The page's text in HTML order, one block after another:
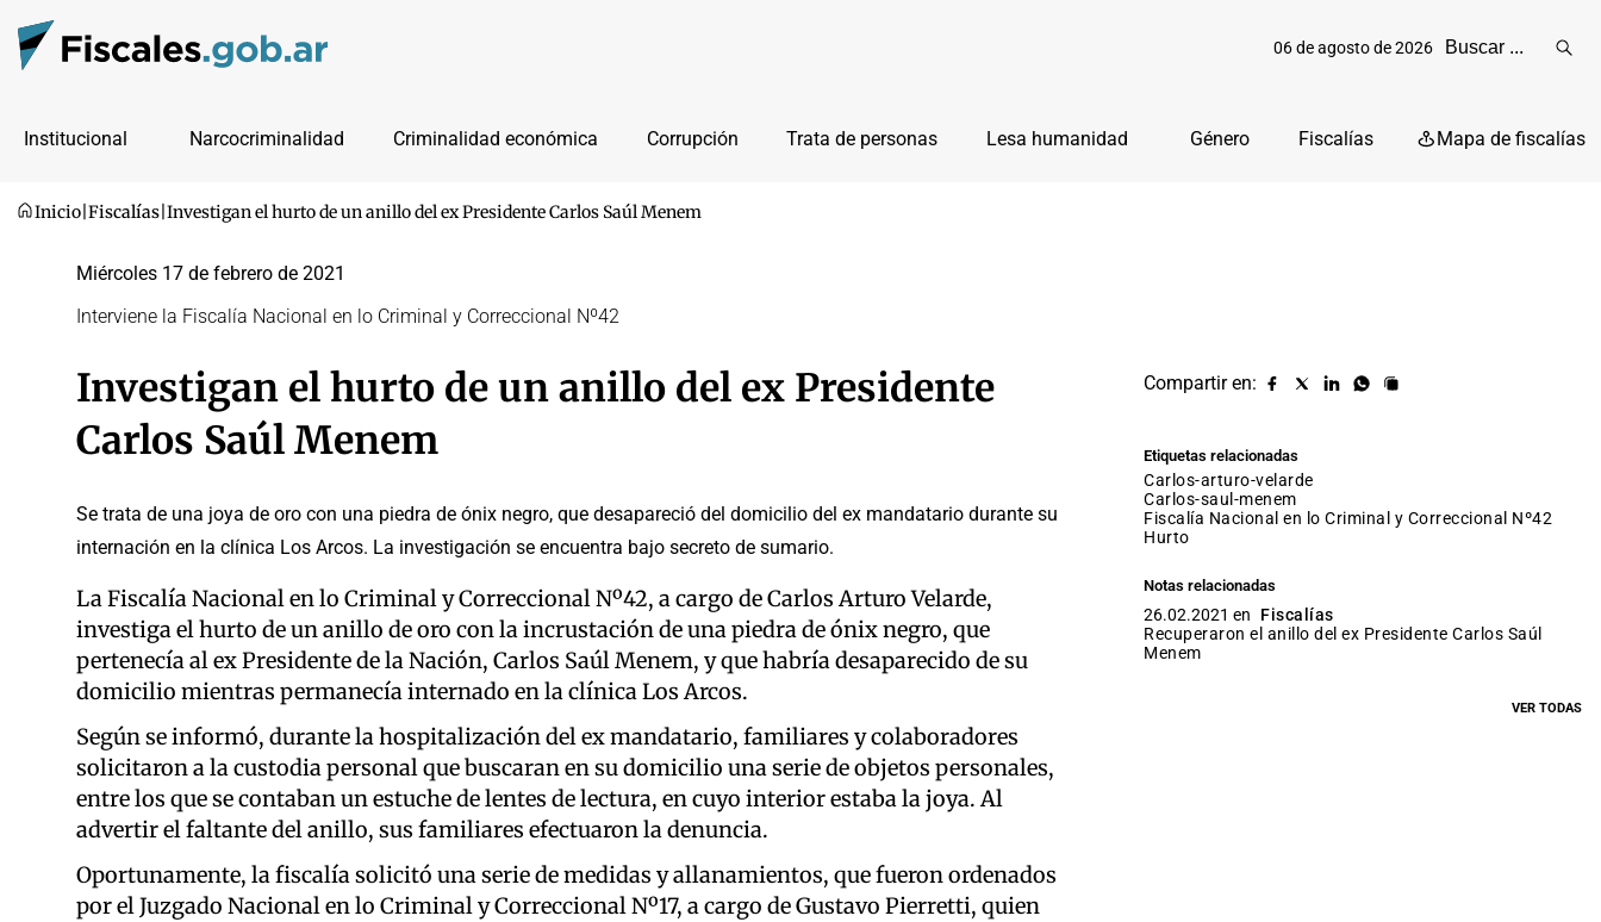
06 de agosto de 2026
Institucional Narcocriminalidad Criminalidad económica Corrupción Trata de personas Lesa humanidad Género Fiscalías Mapa de fiscalías
Inicio Fiscalías Investigan el hurto de un anillo del ex Presidente Carlos Saúl Menem
Miércoles 17 de febrero de 2021
Interviene la Fiscalía Nacional en lo Criminal y Correccional Nº42
Investigan el hurto de un anillo del ex Presidente
Carlos Saúl Menem
Se trata de una joya de oro con una piedra de ónix negro, que desapareció del domicilio del ex mandatario durante su
internación en la clínica Los Arcos. La investigación se encuentra bajo secreto de sumario.
La Fiscalía Nacional en lo Criminal y Correccional Nº42, a cargo de Carlos Arturo Velarde,
investiga el hurto de un anillo de oro con la incrustación de una piedra de ónix negro, que
pertenecía al ex Presidente de la Nación, Carlos Saúl Menem, y que habría desaparecido de su
domicilio mientras permanecía internado en la clínica Los Arcos.
Según se informó, durante la hospitalización del ex mandatario, familiares y colaboradores
solicitaron a la custodia personal que buscaran en su domicilio una serie de objetos personales,
entre los que se contaban un estuche de lentes de lectura, en cuyo interior estaba la joya. Al
advertir el faltante del anillo, sus familiares efectuaron la denuncia.
Oportunamente, la fiscalía solicitó una serie de medidas y allanamientos, que fueron ordenados
por el Juzgado Nacional en lo Criminal y Correccional Nº17, a cargo de Gustavo Pierretti, quien
Compartir en:
Compartir
Compartir
Compartir
Compartir
Copiar
Etiquetas relacionadas
carlos-arturo-velarde
carlos-saul-menem
Fiscalía Nacional en lo Criminal y Correccional Nº42
hurto
Notas relacionadas
26.02.2021 en
Fiscalías
Recuperaron el anillo del ex Presidente Carlos Saúl
Menem
VER TODAS